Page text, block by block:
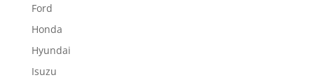
Ford
Honda
Hyundai
Isuzu